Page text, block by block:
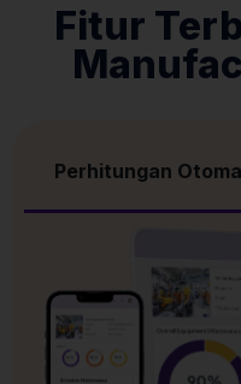
Fitur
Perhitungan